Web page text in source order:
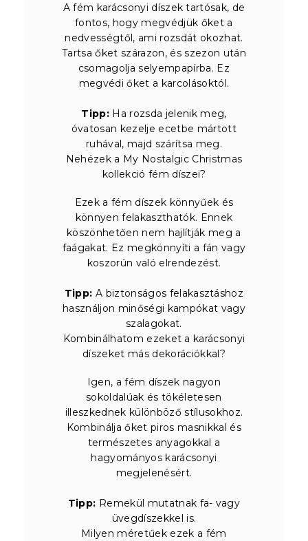
A fém karácsonyi díszek tartósak, de
fontos, hogy megvédjük őket a
nedvességtől, ami rozsdát okozhat.
Tartsa őket szárazon, és szezon után
csomagolja selyempapírba. Ez
megvédi őket a karcolásoktól.
Tipp: Ha rozsda jelenik meg,
óvatosan kezelje ecetbe mártott
ruhával, majd szárítsa meg.
Nehézek a My Nostalgic Christmas
kollekció fém díszei?
Ezek a fém díszek könnyűek és
könnyen felakaszthatók. Ennek
köszönhetően nem hajlítják meg a
faágakat. Ez megkönnyíti a fán vagy
koszorún való elrendezést.
Tipp: A biztonságos felakasztáshoz
használjon minőségi kampókat vagy
szalagokat.
Kombinálhatom ezeket a karácsonyi
díszeket más dekorációkkal?
Igen, a fém díszek nagyon
sokoldalúak és tökéletesen
illeszkednek különböző stílusokhoz.
Kombinálja őket piros masnikkal és
természetes anyagokkal a
hagyományos karácsonyi
megjelenésért.
Tipp: Remekül mutatnak fa- vagy
üvegdíszekkel is.
Milyen méretűek ezek a fém